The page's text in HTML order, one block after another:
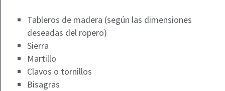
Tableros de madera (según las dimensiones
deseadas del ropero)
Sierra
Martillo
Clavos o tornillos
Bisagras